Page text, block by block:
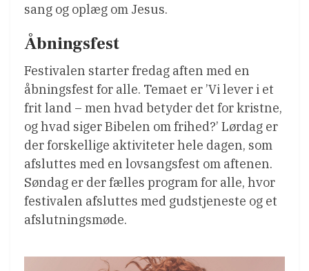
sang og oplæg om Jesus.
Åbningsfest
Festivalen starter fredag aften med en
åbningsfest for alle. Temaet er ’Vi lever i et
frit land – men hvad betyder det for kristne,
og hvad siger Bibelen om frihed?’ Lørdag er
der forskellige aktiviteter hele dagen, som
afsluttes med en lovsangsfest om aftenen.
Søndag er der fælles program for alle, hvor
festivalen afsluttes med gudstjeneste og et
afslutningsmøde.